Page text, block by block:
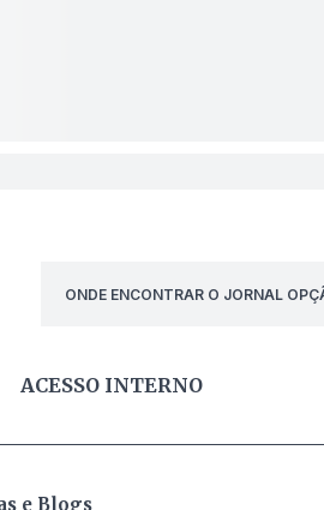
ONDE ENCONTRAR O JORNAL
ACESSO INTERNO
e Blogs